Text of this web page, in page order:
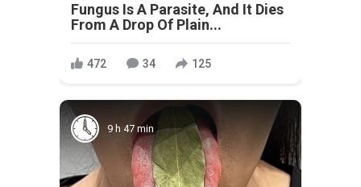
Fungus Is A Parasite, And It Dies
From A Drop Of Plain...
472 34 125
9 h 47 min